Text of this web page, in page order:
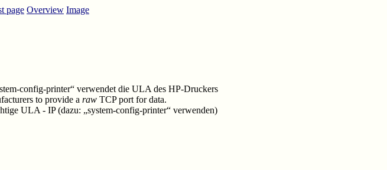
page Overview Image
config-printer“ verwendet die ULA des HP-Druckers
to provide a raw TCP port for data.
ULA - IP (dazu: „system-config-printer“ verwenden)